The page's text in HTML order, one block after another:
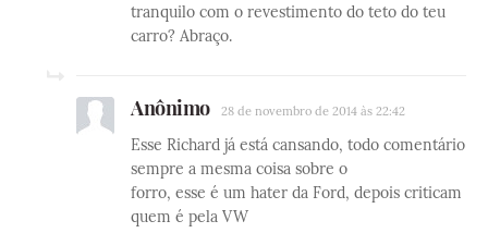
tranquilo com o revestimento do teto do teu
carro? Abraço.
Anônimo 28 de novembro de 2014 às 22:42
Esse Richard já está cansando, todo comentário
sempre a mesma coisa sobre o
forro, esse é um hater da Ford, depois criticam
quem é pela VW